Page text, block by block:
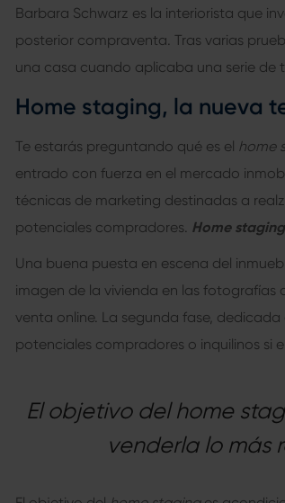
Barbara Schwarz es la interiorista que
posterior compraventa. Tras varias
una casa cuando aplicaba una serie de
Home staging, la nueva
Te estarás preguntando qué es el home
entrado con fuerza en el mercado
técnicas de marketing destinadas a
potenciales compradores. Home staging
Una buena puesta en escena del
imagen de la vivienda en las
venta online. La segunda fase,
potenciales compradores o inquilinos si
El objetivo del home
venderla lo más